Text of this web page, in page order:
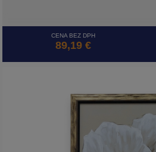
CENA BEZ DPH
89,19 €